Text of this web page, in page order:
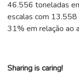
46.556 toneladas
escalas com
31% em relação ao
Sharing is caring!